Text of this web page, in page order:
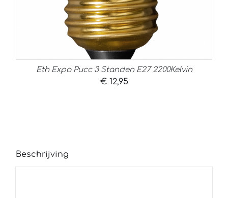
Eth Expo Pucc 3 Standen E27 2200Kelvin
€12,95
Beschrijving